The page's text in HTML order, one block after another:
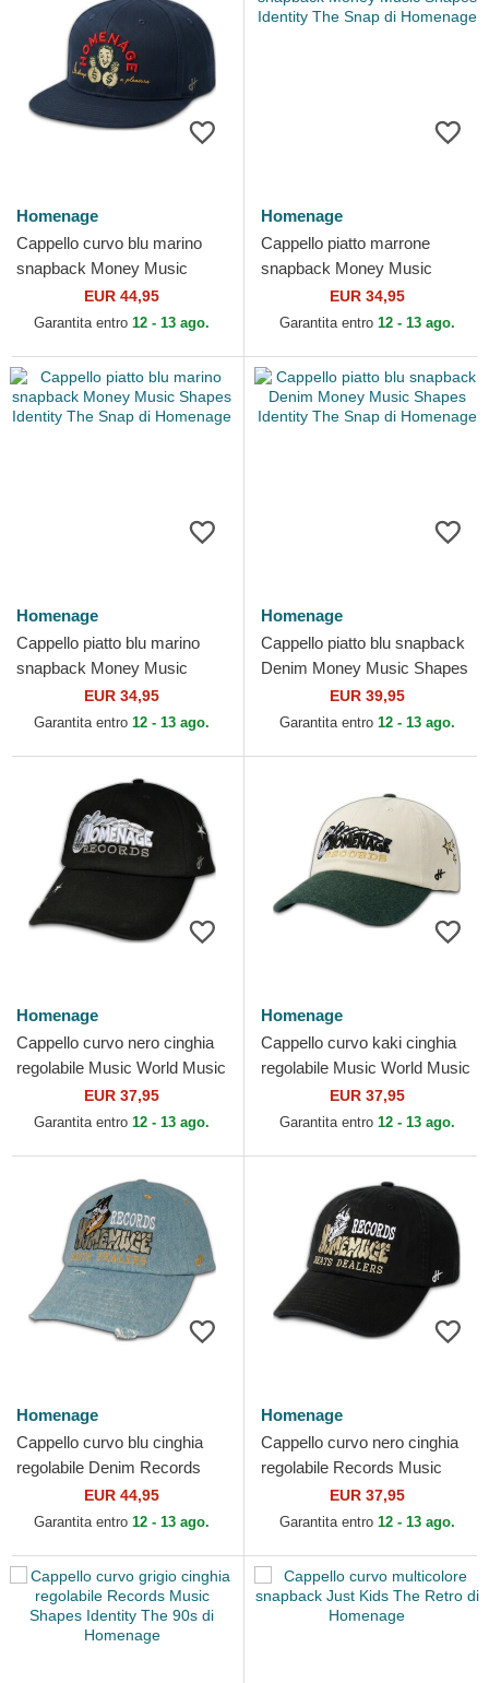
Homenage
Cappello curvo blu marino
snapback Money Music
Shapes Identity The Snap di
Homenage
EUR 44,95
Garantita entro 12 - 13 ago.
Homenage
Cappello piatto marrone
snapback Money Music
Shapes Identity The Snap di
Homenage
EUR 34,95
Garantita entro 12 - 13 ago.
Homenage
Cappello piatto blu marino
snapback Money Music
Shapes Identity The Snap di
Homenage
EUR 34,95
Garantita entro 12 - 13 ago.
Homenage
Cappello piatto blu snapback
Denim Money Music Shapes
Identity The Snap di
Homenage
EUR 39,95
Garantita entro 12 - 13 ago.
Homenage
Cappello curvo nero cinghia
regolabile Music World Music
Shapes Identity The 90s di
Homenage
EUR 37,95
Garantita entro 12 - 13 ago.
Homenage
Cappello curvo kaki cinghia
regolabile Music World Music
Shapes Identity The 90s di
Homenage
EUR 37,95
Garantita entro 12 - 13 ago.
Homenage
Cappello curvo blu cinghia
regolabile Denim Records
Music Shapes Identity The
90s di Homenage
EUR 44,95
Garantita entro 12 - 13 ago.
Homenage
Cappello curvo nero cinghia
regolabile Records Music
Shapes Identity The 90s di
Homenage
EUR 37,95
Garantita entro 12 - 13 ago.